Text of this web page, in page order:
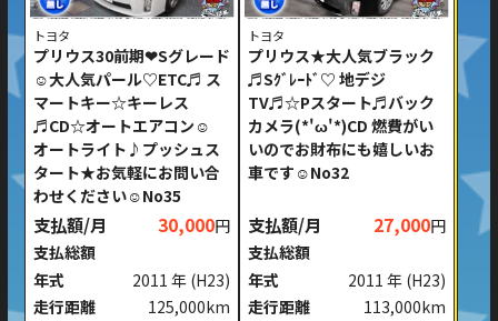
トヨタ
プリウス30前期❤Sグレード
☺大人気パール♡ETC♬ ス
マートキー☆キーレス
♬CD☆オートエアコン☺
オートライト♪プッシュス
タート★お気軽にお問い合
わせください☺No35
支払額/月 30,000円
支払総額
年式
2011 年 (H23)
走行距離
125,000km
トヨタ
プリウス★大人気ブラック
♬Sｸﾞﾚｰﾄﾞ♡ 地デジ
TV♬☆Pスタート♬バック
カメラ(*'ω'*)CD 燃費がい
いのでお財布にも嬉しいお
車です☺No32
支払額/月 27,000円
支払総額
年式
2011 年 (H23)
走行距離
113,000km